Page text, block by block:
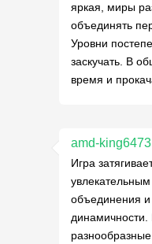
яркая, миры
объединять
Уровни
заскучать. В
время и
amd-king6473
Игра
объединения и